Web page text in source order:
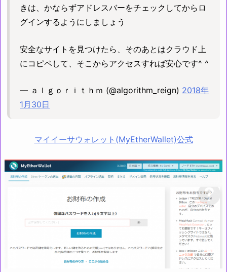
きは、かならずアドレスバーをチェックしてからロ
グインするようにしましょう
安全なサイトを見つけたら、そのあとはクラウド上
にコピペして、そこからアクセスすれば安心です^ ^
— ａｌｇｏｒｉｔｈｍ (@algorithm_reign) 2018年
1月30日
マイイーサウォレット(MyEtherWallet)公式